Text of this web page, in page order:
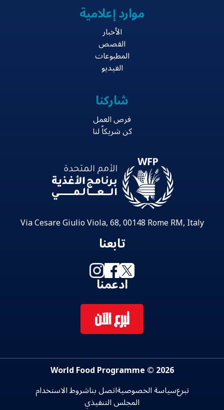
موارد إعلامية
الأخبار
القصص
المطبوعات
الفيديو
شاركنا
فرص العمل
كن شريكاً لنا
Via Cesare Giulio Viola, 68, 00148 Rome RM, Italy
تابعنا
ادعمنا
تبرع الآن
2026 © World Food Programme
تبرعسياسة الخصوصيةاتصل بناشروط الاستخدام
المجلس التنفيذي